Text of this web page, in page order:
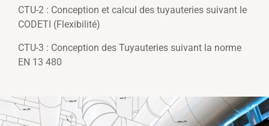
CTU-2 : Conception et calcul des tuyauteries suivant le
CODETI (Flexibilité)
CTU-3 : Conception des Tuyauteries suivant la norme
EN 13 480